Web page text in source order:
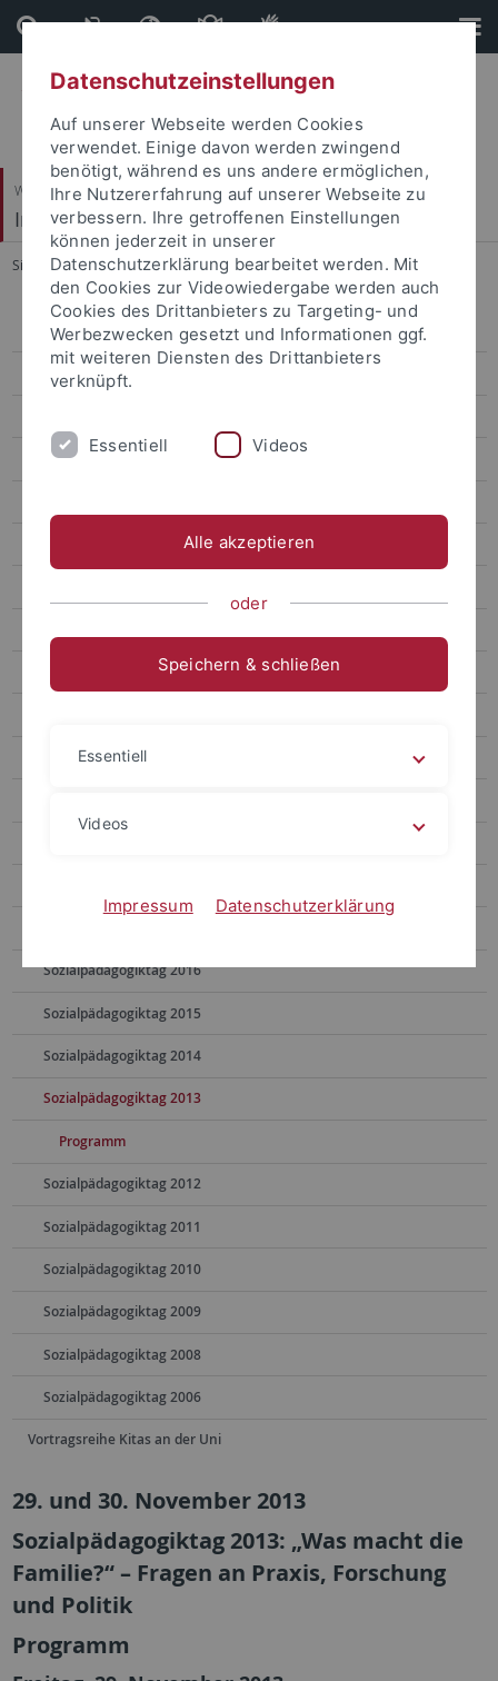
Direkt
zum
Inhalt
Direkt
zur
Fußleiste
Wirtschafts- und Sozialwissenschaftliche Fakultät
Institut für Erziehungswissenschaft
Sie sind hier: Startseite ... Programm
Personal
Forschungsprojekte
Arbeitsstellen
Sozialpädagogiktag 2026
Sozialpädagogiktag 2023
Sozialpädagogiktag 2021
Sozialpädagogiktag 2016
Sozialpädagogiktag 2015
Sozialpädagogiktag 2014
Sozialpädagogiktag 2013
Programm
Sozialpädagogiktag 2012
Sozialpädagogiktag 2011
Sozialpädagogiktag 2010
Sozialpädagogiktag 2009
Sozialpädagogiktag 2008
Sozialpädagogiktag 2006
Vortragsreihe Kitas an der Uni
29. und 30. November 2013
Sozialpädagogiktag 2013: „Was macht die
Familie?“ – Fragen an Praxis, Forschung
und Politik
Programm
Datenschutzeinstellungen
Auf unserer Webseite werden Cookies
verwendet. Einige davon werden zwingend
benötigt, während es uns andere ermöglichen,
Ihre Nutzererfahrung auf unserer Webseite zu
verbessern. Ihre getroffenen Einstellungen
können jederzeit in unserer
Datenschutzerklärung bearbeitet werden. Mit
den Cookies zur Videowiedergabe werden auch
Cookies des Drittanbieters zu Targeting- und
Werbezwecken gesetzt und Informationen ggf.
mit weiteren Diensten des Drittanbieters
verknüpft.
Essentiell Videos
Alle akzeptieren
oder
Speichern & schließen
Essentiell
Videos
Impressum Datenschutzerklärung